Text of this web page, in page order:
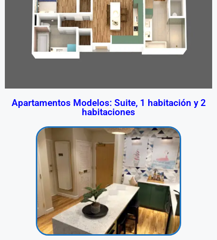
Apartamentos Modelos: Suite, 1 habitación y 2
habitaciones